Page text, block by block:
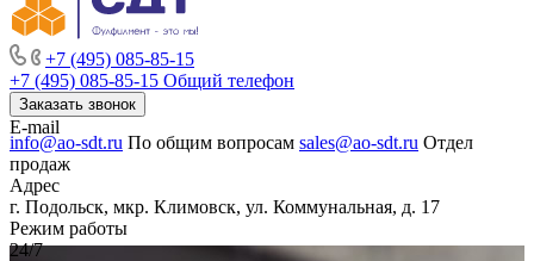
+7 (495) 085-85-15
+7 (495) 085-85-15 Общий телефон
Заказать звонок
E-mail
info@ao-sdt.ru По общим вопросам sales@ao-sdt.ru Отдел
продаж
Адрес
г. Подольск, мкр. Климовск, ул. Коммунальная, д. 17
Режим работы
24/7